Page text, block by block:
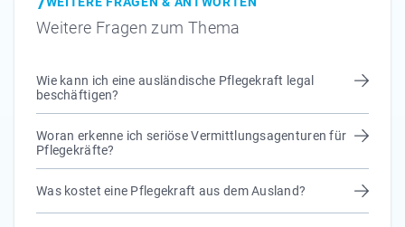
Weitere Fragen zum Thema
Wie kann ich eine ausländische Pflegekraft legal
beschäftigen?
Woran erkenne ich seriöse Vermittlungsagenturen für
Pflegekräfte?
Was kostet eine Pflegekraft aus dem Ausland?